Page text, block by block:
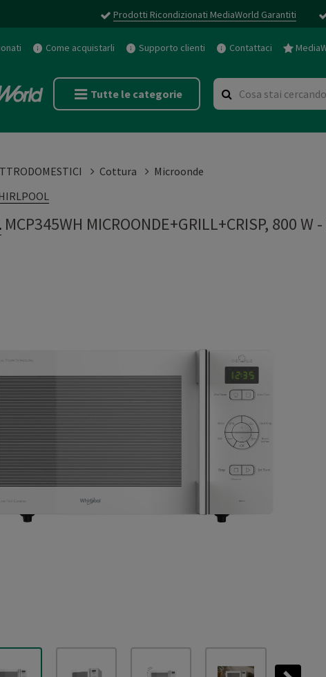
Prodotti Ricondizionati MediaWorld Garantiti
Come acquistarli Supporto clienti Contattaci
Tutte le categorie
Cottura
Microonde
MCP345WH MICROONDE+GRILL+CRISP, 800 W -